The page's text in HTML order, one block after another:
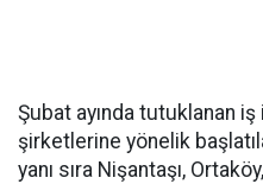
Şubat ayında tutuklanan iş
şirketlerine yönelik
yanı sıra Nişantaşı,